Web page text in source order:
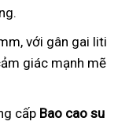
với gân gai liti
giác mạnh mẽ
cấp Bao cao su